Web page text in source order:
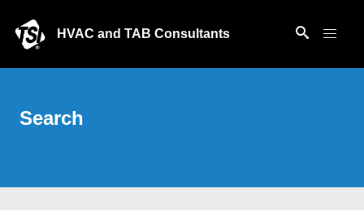
HVAC and TAB Consultants
Search